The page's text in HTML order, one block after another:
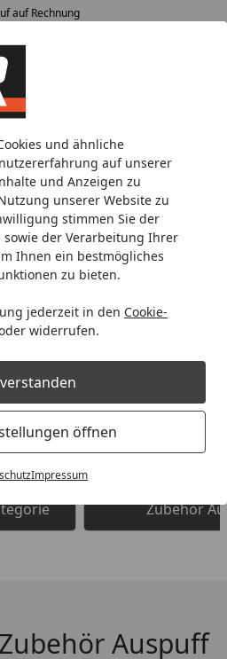
und ähnliche
auf unserer
und Anzeigen zu
unserer Website zu
stimmen Sie der
sowie der Verarbeitung Ihrer
Ihnen ein bestmögliches
zu bieten.
jederzeit in den Cookie-
widerrufen.
verstanden
öffnen
Impressum
auf Rechnung
und 6 Stunden
EVOLIFT® Zentralständer
BTR!
Zubehör
Auspuff